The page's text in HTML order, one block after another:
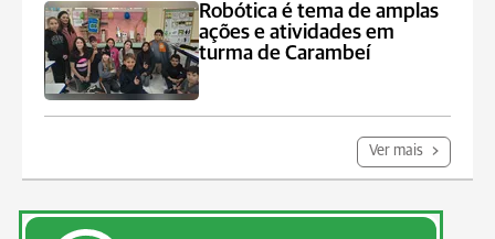
Robótica é tema de amplas
ações e atividades em
turma de Carambeí
Ver mais